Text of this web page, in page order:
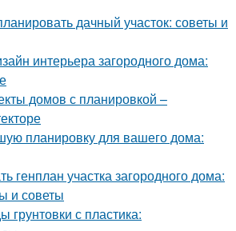
дачный участок: советы и
интерьера загородного дома:
домов с планировкой –
планировку для вашего дома:
генплан участка загородного дома:
и советы
грунтовки с пластика: